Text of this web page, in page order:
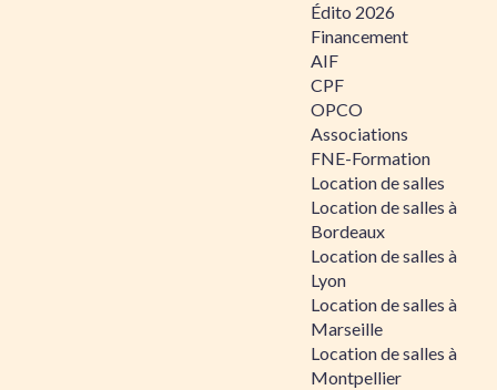
Édito 2026
Financement
AIF
CPF
OPCO
Associations
FNE-Formation
Location de salles
Location de salles à
Bordeaux
Location de salles à
Lyon
Location de salles à
Marseille
Location de salles à
Montpellier